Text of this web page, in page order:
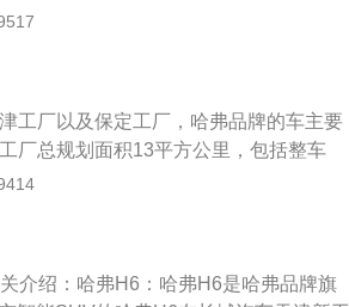
、综合性能实验场、配套设施零部件产
变速器工厂只生产机壳和一部分转动
徐水工厂拼装。天津工厂的冲压、焊
过10亿元。其中，冲压车间线体采用具
车间主焊线引进国际最先进的专业焊接
型同时在线生产，车型换型速度仅需1
的标识，独立的产品研发、生产、服务
包含H系、M系、F系三个车系。哈弗H
工厂以及保定工厂，哈弗品牌的车主要
厂总规划面积13平方公里，包括整车
零部件园区和生活区5大部分。哈弗F5
2680mm。哈弗F5车型所搭载的是一台
直喷涡轮发动机。
介绍：哈弗H6：哈弗H6是哈弗品牌旗